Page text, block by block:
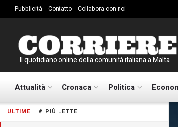
ULTIME PIÙ LETTE
Pubblicità Contatto Collabora con noi
Il quotidiano online della comunità italiana a Malta
Attualità Cronaca Politica